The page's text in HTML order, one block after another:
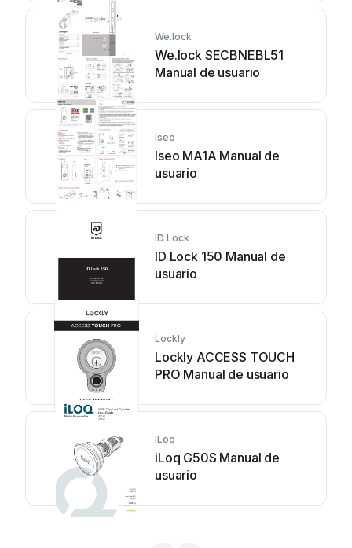
We.lock
We.lock SECBNEBL51
Manual de usuario
Iseo
Iseo MA1A Manual de
usuario
ID Lock
ID Lock 150 Manual de
usuario
Lockly
Lockly ACCESS TOUCH
PRO Manual de usuario
iLoq
iLoq G50S Manual de
usuario